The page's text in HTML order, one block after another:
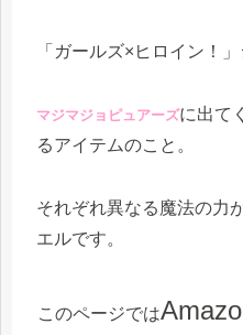
「ガールズ×ヒロイン！
マジマジョピュアーズに出て
るアイテムのこと。
それぞれ異なる魔法の力
エルです。
このページでは